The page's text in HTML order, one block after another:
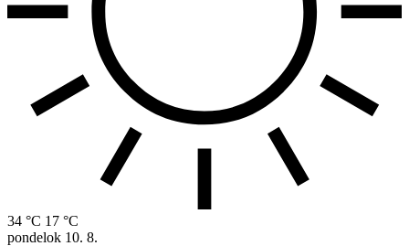
34 °C 17 °C
pondelok 10. 8.